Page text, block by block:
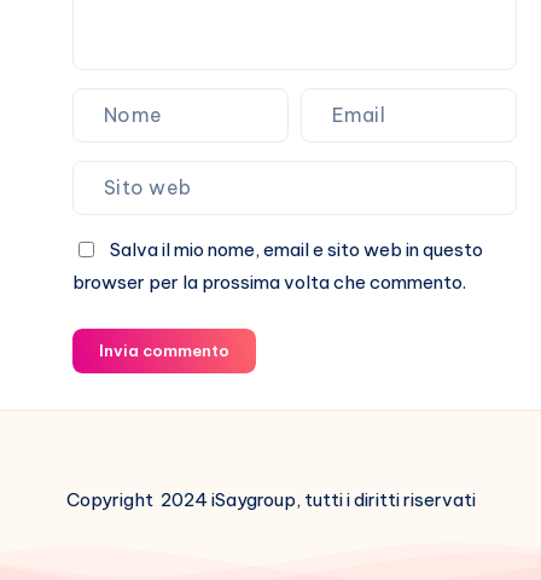
Salva il mio nome, email e sito web in questo
browser per la prossima volta che commento.
Invia commento
Copyright 2024 iSaygroup, tutti i diritti riservati